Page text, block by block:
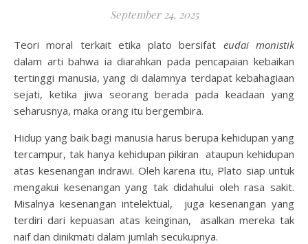
September 24, 2025
Teori moral terkait etika plato bersifat eudai monistik
dalam arti bahwa ia diarahkan pada pencapaian kebaikan
tertinggi manusia, yang di dalamnya terdapat kebahagiaan
sejati, ketika jiwa seorang berada pada keadaan yang
seharusnya, maka orang itu bergembira.
Hidup yang baik bagi manusia harus berupa kehidupan yang
tercampur, tak hanya kehidupan pikiran ataupun kehidupan
atas kesenangan indrawi. Oleh karena itu, Plato siap untuk
mengakui kesenangan yang tak didahului oleh rasa sakit.
Misalnya kesenangan intelektual, juga kesenangan yang
terdiri dari kepuasan atas keinginan, asalkan mereka tak
naif dan dinikmati dalam jumlah secukupnya.